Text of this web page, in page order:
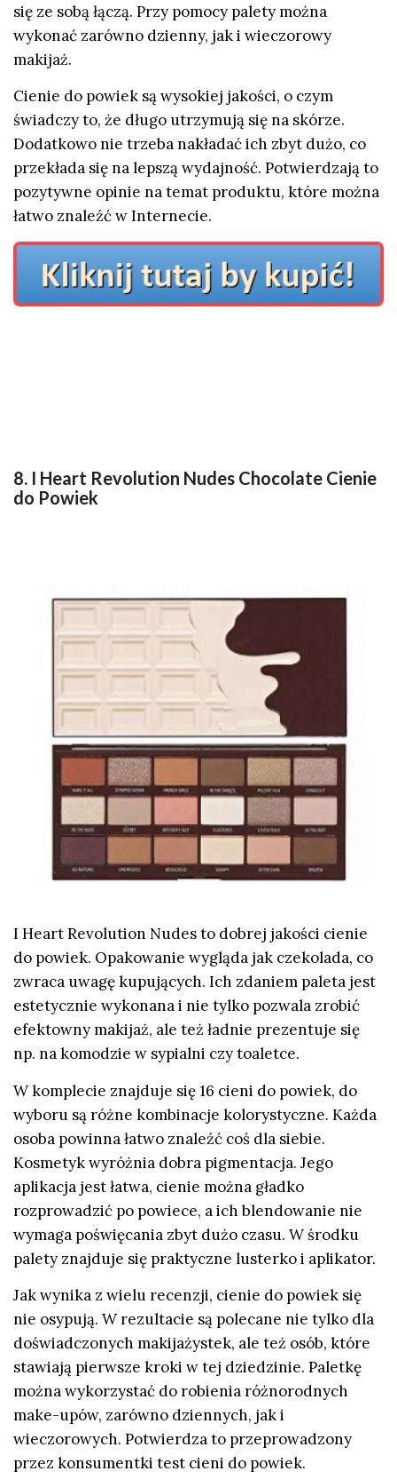
się ze sobą łączą. Przy pomocy palety można
wykonać zarówno dzienny, jak i wieczorowy
makijaż.
Cienie do powiek są wysokiej jakości, o czym
świadczy to, że długo utrzymują się na skórze.
Dodatkowo nie trzeba nakładać ich zbyt dużo, co
przekłada się na lepszą wydajność. Potwierdzają to
pozytywne opinie na temat produktu, które można
łatwo znaleźć w Internecie.
8. I Heart Revolution Nudes Chocolate Cienie
do Powiek
I Heart Revolution Nudes to dobrej jakości cienie
do powiek. Opakowanie wygląda jak czekolada, co
zwraca uwagę kupujących. Ich zdaniem paleta jest
estetycznie wykonana i nie tylko pozwala zrobić
efektowny makijaż, ale też ładnie prezentuje się
np. na komodzie w sypialni czy toaletce.
W komplecie znajduje się 16 cieni do powiek, do
wyboru są różne kombinacje kolorystyczne. Każda
osoba powinna łatwo znaleźć coś dla siebie.
Kosmetyk wyróżnia dobra pigmentacja. Jego
aplikacja jest łatwa, cienie można gładko
rozprowadzić po powiece, a ich blendowanie nie
wymaga poświęcania zbyt dużo czasu. W środku
palety znajduje się praktyczne lusterko i aplikator.
Jak wynika z wielu recenzji, cienie do powiek się
nie osypują. W rezultacie są polecane nie tylko dla
doświadczonych makijażystek, ale też osób, które
stawiają pierwsze kroki w tej dziedzinie. Paletkę
można wykorzystać do robienia różnorodnych
make-upów, zarówno dziennych, jak i
wieczorowych. Potwierdza to przeprowadzony
przez konsumentki test cieni do powiek.